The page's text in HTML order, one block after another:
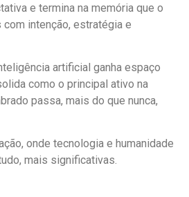
e termina na memória que o
intenção, estratégia e
artificial ganha espaço
como o principal ativo na
passa, mais do que nunca,
onde tecnologia e humanidade
mais significativas.